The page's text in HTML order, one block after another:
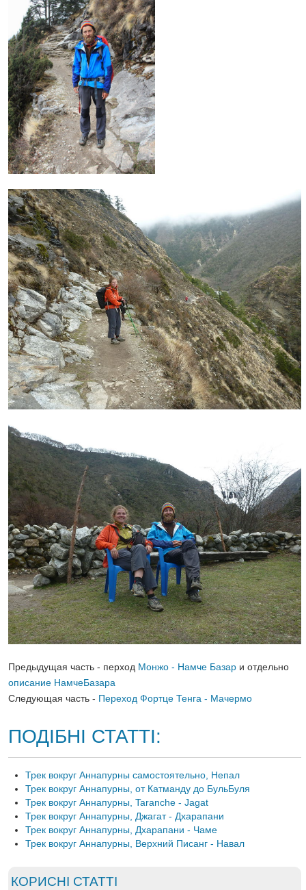
Предыдущая часть - перход Монжо - Намче Базар и отдельно
описание НамчеБазара
Следующая часть - Переход Фортце Тенга - Мачермо
ПОДІБНІ СТАТТІ:
Трек вокруг Аннапурны самостоятельно, Непал
Трек вокруг Аннапурны, от Катманду до БульБуля
Трек вокруг Аннапурны, Taranche - Jagat
Трек вокруг Аннапурны, Джагат - Дхарапани
Трек вокруг Аннапурны, Дхарапани - Чаме
Трек вокруг Аннапурны, Верхний Писанг - Навал
КОРИСНІ СТАТТІ